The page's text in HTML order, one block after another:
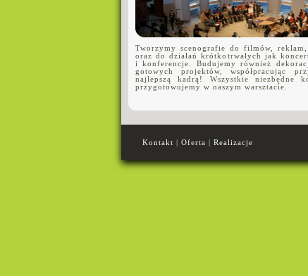
Tworzymy scenografie do filmów,
oraz do działań krótkotrwałych jak
i konferencje. Budujemy również
gotowych projektów, współpracując
najlepszą kadrą! Wszystkie niezbędne
przygotowujemy w naszym warsztacie.
Kontakt Oferta Realizacje